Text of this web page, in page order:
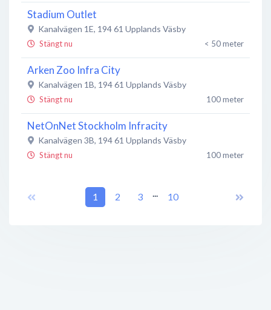
Stadium Outlet
Kanalvägen 1E, 194 61 Upplands Väsby
Stängt nu < 50 meter
Arken Zoo Infra City
Kanalvägen 1B, 194 61 Upplands Väsby
Stängt nu 100 meter
NetOnNet Stockholm Infracity
Kanalvägen 3B, 194 61 Upplands Väsby
Stängt nu 100 meter
Kanalvägen 3B, 194 61 Upplands Väsby
1 2 3 ... 10